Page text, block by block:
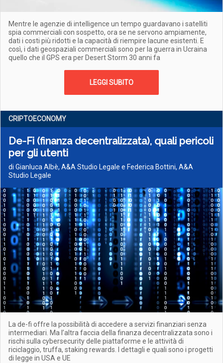
Mentre le agenzie di intelligence un tempo guardavano i satelliti
spia commerciali con sospetto, ora se ne servono ampiamente,
dati i costi più ridotti e la capacità di riempire lacune esistenti. E
così, i dati geospaziali commerciali sono per la guerra in Ucraina
quello che il GPS era per Desert Storm 30 anni fa
LEGGI SUBITO
CRIPTOECONOMY
De-Fi (finanza decentralizzata), quali pericoli
per gli utenti
di Gianluca Albè, A&A Studio Legale e Federica Bottini, A&A
Studio Legale
La de-fi offre la possibilità di accedere a servizi finanziari senza
intermediari. Ma l’altra faccia della finanza decentralizzata sono i
rischi sulla cybersecurity delle piattaforme e le attività di
riciclaggio, truffa, staking rewards. I dettagli e quali sono i progetti
di legge in USA e UE